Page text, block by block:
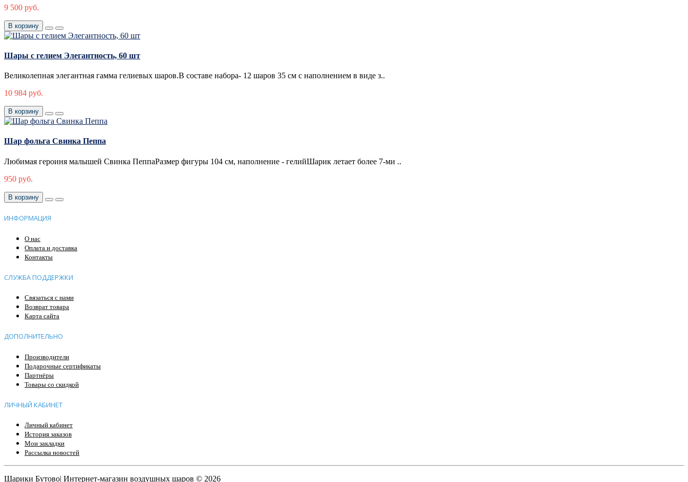
9 500 руб.
В корзину
Шары с гелием Элегантность, 60 шт
Великолепная элегантная гамма гелиевых шаров.В составе набора- 12 шаров 35 см с наполнением в виде з..
10 984 руб.
В корзину
Шар фольга Свинка Пеппа
Любимая героиня малышей Свинка ПеппаРазмер фигуры 104 см, наполнение - гелийШарик летает более 7-ми ..
950 руб.
В корзину
ИНФОРМАЦИЯ
О нас
Оплата и доставка
Контакты
СЛУЖБА ПОДДЕРЖКИ
Связаться с нами
Возврат товара
Карта сайта
ДОПОЛНИТЕЛЬНО
Производители
Подарочные сертификаты
Партнёры
Товары со скидкой
ЛИЧНЫЙ КАБИНЕТ
Личный кабинет
История заказов
Мои закладки
Рассылка новостей
Шарики Бутово| Интернет-магазин воздушных шаров © 2026